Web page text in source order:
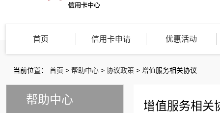
首页 信用卡申请 优惠活动
当前位置： 首页 > 帮助中心 > 协议政策 > 增值服务相关协议
帮助中心 增值服务相关